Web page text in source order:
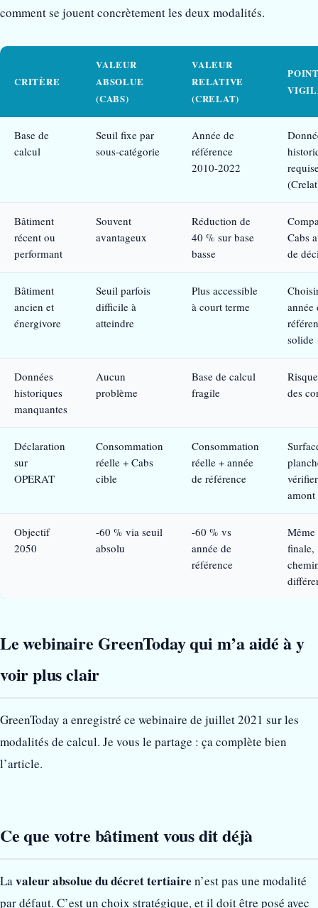
comment se jouent concrètement les deux modalités.
CRITÈRE
VALEUR
ABSOLUE
(CABS)
VALEUR
RELATIVE
(CRELAT)
Base de
calcul
Seuil fixe par
sous-catégorie
Année de
référence
2010-2022
Bâtiment
récent ou
performant
Souvent
avantageux
Réduction de
40 % sur base
basse
Cabs
de
Bâtiment
ancien et
énergivore
Seuil parfois
difficile à
atteindre
Plus accessible
à court terme
année
solide
Données
historiques
manquantes
Aucun
problème
Base de calcul
fragile
des
Déclaration
sur
OPERAT
Consommation
réelle + Cabs
cible
Consommation
réelle + année
de référence
amont
Objectif
2050
-60 % via seuil
absolu
-60 % vs
année de
référence
finale,
Le webinaire GreenToday qui m’a aidé à y
voir plus clair
GreenToday a enregistré ce webinaire de juillet 2021 sur les
modalités de calcul. Je vous le partage : ça complète bien
l’article.
Ce que votre bâtiment vous dit déjà
Lavaleur absolue du décret tertiaire n’est pas une modalité
par défaut. C’est un choix stratégique, et il doit être posé avec